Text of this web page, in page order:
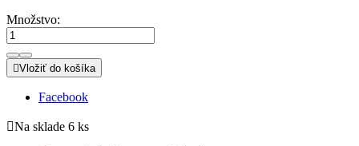
Množstvo:
Vložiť do košíka
Facebook
Na sklade 6 ks